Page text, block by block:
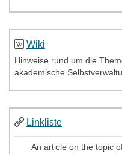
Wiki
Hinweise rund um die
akademische
Linkliste
An article on the topic